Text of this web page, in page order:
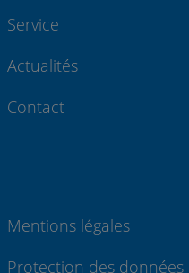
Service
Actualités
Contact
Mentions légales
Protection des données